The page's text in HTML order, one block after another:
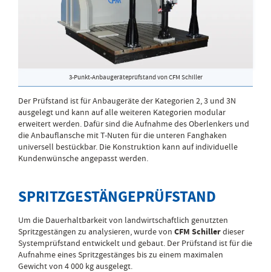
3-Punkt-Anbaugeräteprüfstand von CFM Schiller
Der Prüfstand ist für Anbaugeräte der Kategorien 2, 3 und 3N
ausgelegt und kann auf alle weiteren Kategorien modular
erweitert werden. Dafür sind die Aufnahme des Oberlenkers und
die Anbauflansche mit T-Nuten für die unteren Fanghaken
universell bestückbar. Die Konstruktion kann auf individuelle
Kundenwünsche angepasst werden.
SPRITZGESTÄNGEPRÜFSTAND
Um die Dauerhaltbarkeit von landwirtschaftlich genutzten
Spritzgestängen zu analysieren, wurde von CFM Schillerdieser
Systemprüfstand entwickelt und gebaut. Der Prüfstand ist für die
Aufnahme eines Spritzgestänges bis zu einem maximalen
Gewicht von 4 000 kg ausgelegt.